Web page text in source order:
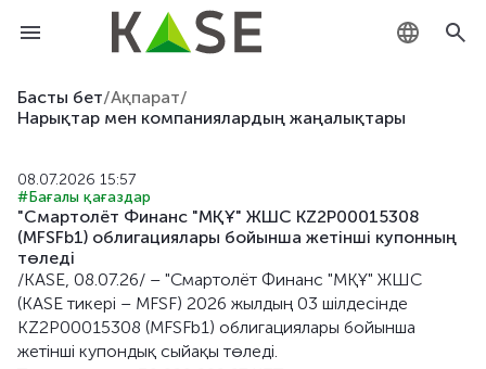
Басты бет/Ақпарат/
Нарықтар мен компаниялардың жаңалықтары
08.07.2026 15:57
#Бағалы қағаздар
"Смартолёт Финанс "МҚҰ" ЖШС KZ2P00015308
(MFSFb1) облигациялары бойынша жетiншi купонның
төледi
/KASE, 08.07.26/ – "Смартолёт Финанс "МҚҰ" ЖШС
(KASE тикері – MFSF) 2026 жылдың 03 шiлдесiнде
KZ2P00015308 (MFSFb1) облигациялары бойынша
жетiншi купондық сыйақы төледі.